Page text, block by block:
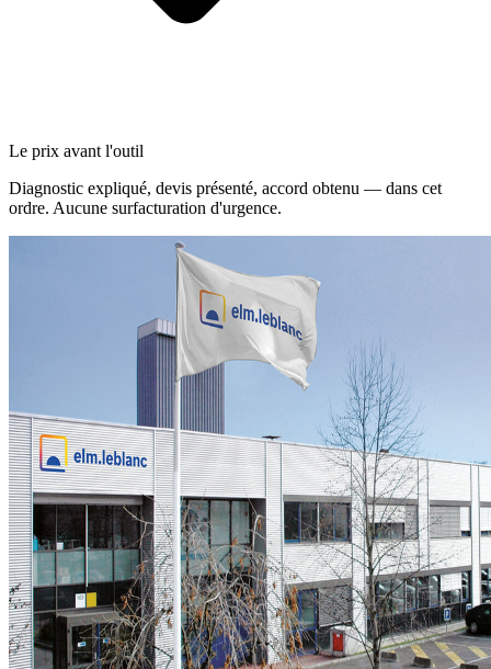
Le prix avant l'outil
Diagnostic expliqué, devis présenté, accord obtenu — dans cet
ordre. Aucune surfacturation d'urgence.